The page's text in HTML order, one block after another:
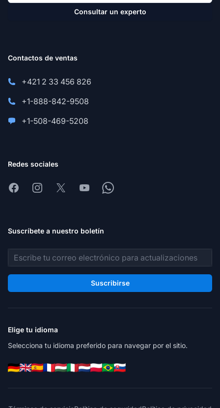
Consultar un experto
Contactos de ventas
+421 2 33 456 826
+1-888-842-9508
+1-508-469-5208
Redes sociales
FacebookInstagram
X YoutubeWhatsapp
Suscríbete a nuestro boletín
Dirección de correo electrónico
Suscribirse
Elige tu idioma
Selecciona tu idioma preferido para navegar por el sitio.